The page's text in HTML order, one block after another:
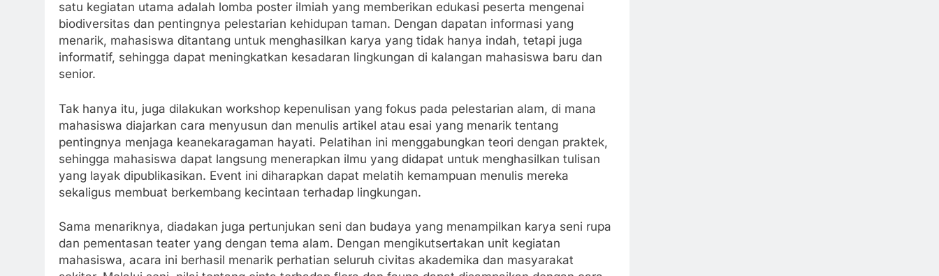
satu kegiatan utama adalah lomba poster ilmiah yang memberikan edukasi peserta mengenai
biodiversitas dan pentingnya pelestarian kehidupan taman. Dengan dapatan informasi yang
menarik, mahasiswa ditantang untuk menghasilkan karya yang tidak hanya indah, tetapi juga
informatif, sehingga dapat meningkatkan kesadaran lingkungan di kalangan mahasiswa baru dan
senior.
Tak hanya itu, juga dilakukan workshop kepenulisan yang fokus pada pelestarian alam, di mana
mahasiswa diajarkan cara menyusun dan menulis artikel atau esai yang menarik tentang
pentingnya menjaga keanekaragaman hayati. Pelatihan ini menggabungkan teori dengan praktek,
sehingga mahasiswa dapat langsung menerapkan ilmu yang didapat untuk menghasilkan tulisan
yang layak dipublikasikan. Event ini diharapkan dapat melatih kemampuan menulis mereka
sekaligus membuat berkembang kecintaan terhadap lingkungan.
Sama menariknya, diadakan juga pertunjukan seni dan budaya yang menampilkan karya seni rupa
dan pementasan teater yang dengan tema alam. Dengan mengikutsertakan unit kegiatan
mahasiswa, acara ini berhasil menarik perhatian seluruh civitas akademika dan masyarakat